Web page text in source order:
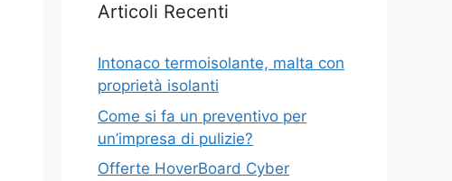
Articoli Recenti
Intonaco termoisolante, malta con
proprietà isolanti
Come si fa un preventivo per
un’impresa di pulizie?
Offerte HoverBoard Cyber